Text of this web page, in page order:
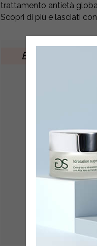
trattamento antietà
Scopri di più e lasciati
Esaurito